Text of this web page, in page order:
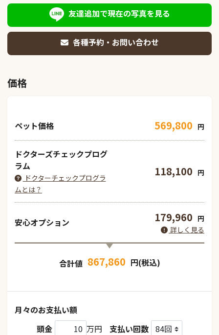
友達追加で現在の写真を見る
各種予約・お問い合わせ
価格
ペット価格 569,800 円
ドクターズチェックプログ
ラム
ドクターチェックプログラ
ムとは？
118,100 円
安心オプション 179,960 円
詳しく見る
合計値 867,860 円(税込)
月々のお支払い額
頭金
万円 支払い回数